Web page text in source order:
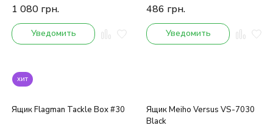
1 080 грн.
Уведомить
486 грн.
Уведомить
хит
Ящик Flagman Tackle Box #30
Ящик Meiho Versus VS-7030
Black